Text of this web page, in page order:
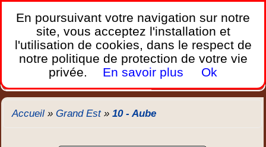
France Webcams,
Les webcams sur mobiles, portables et PC.
Home Bretagne Corse Plages Ports Montagnes
Trafic Chercher New
Accueil »Grand Est»10 - Aube
En poursuivant votre navigation sur notre
site, vous acceptez l'installation et
l'utilisation de cookies, dans le respect de
notre politique de protection de votre vie
privée.
En savoir plus Ok